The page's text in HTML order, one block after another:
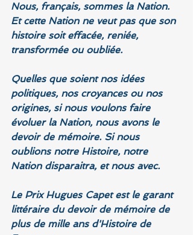
Nous, français, sommes la Nation.
Et cette Nation ne veut pas que son
histoire soit effacée, reniée,
transformée ou oubliée.
Quelles que soient nos idées
politiques, nos croyances ou nos
origines, si nous voulons faire
évoluer la Nation, nous avons le
devoir de mémoire. Si nous
oublions notre Histoire, notre
Nation disparaitra, et nous avec.
Le Prix Hugues Capet est le garant
littéraire du devoir de mémoire de
plus de mille ans d'Histoire de